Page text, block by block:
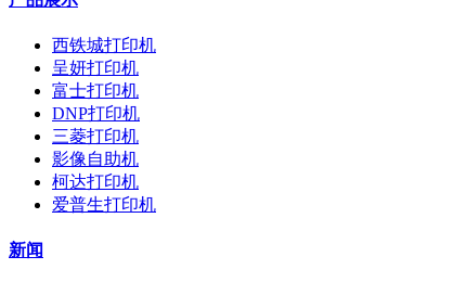
西铁城打印机
呈妍打印机
富士打印机
DNP打印机
三菱打印机
影像自助机
柯达打印机
爱普生打印机
新闻